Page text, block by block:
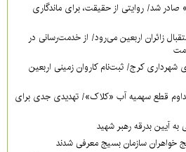
شد/ روایتی از حقیقت، برای ماندگاری
زائران اربعین می‌رود/ از خدمت‌رسانی در
شهرداری کرج/ ثبت‌نام کاروان زمینی اربعین
قطع سهمیه آب «کلاک»/ تهدیدی جدی برای
آیین بدرقه رهبر شهید
خواهران سازمان بسیج معرفی شدند